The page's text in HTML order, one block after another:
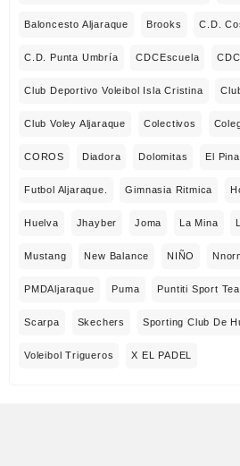
Baloncesto Aljaraque Brooks C.D.
C.D. Punta Umbría CDCEscuela
Club Deportivo Voleibol Isla Cristina
Club Voley Aljaraque Colectivos
COROS Diadora Dolomitas El
Futbol Aljaraque. Gimnasia Ritmica
Huelva Jhayber Joma La Mina
Mustang New Balance NIÑO
PMDAljaraque Puma Puntiti Sport
Scarpa Skechers Sporting Club De
Voleibol Trigueros X EL PADEL